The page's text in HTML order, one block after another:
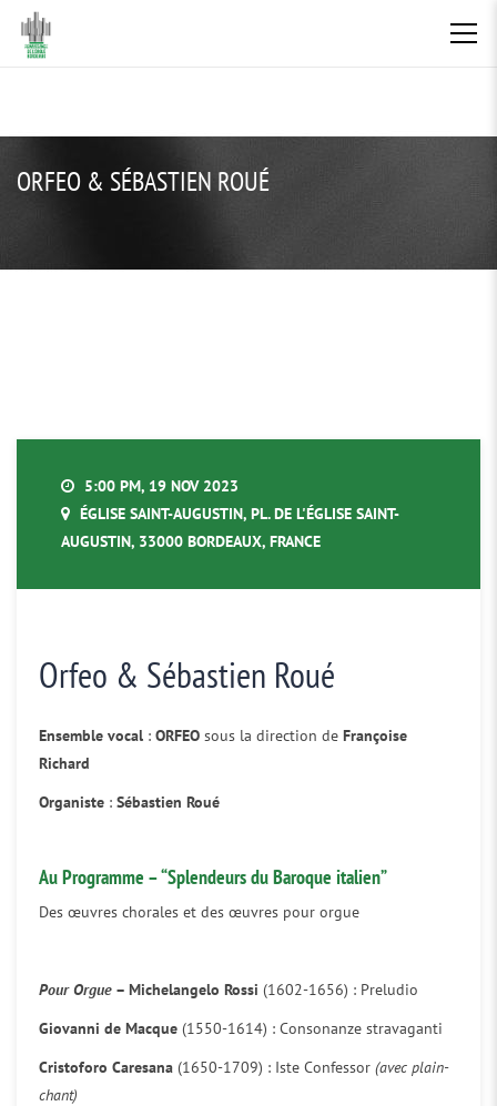
ORFEO & SÉBASTIEN ROUÉ
5:00 PM, 19 NOV 2023
ÉGLISE SAINT-AUGUSTIN, PL. DE L'ÉGLISE SAINT-
AUGUSTIN, 33000 BORDEAUX, FRANCE
Orfeo & Sébastien Roué
Ensemble vocal : ORFEO sous la direction de Françoise
Richard
Organiste : Sébastien Roué
Au Programme – “Splendeurs du Baroque italien”
Des œuvres chorales et des œuvres pour orgue
Pour Orgue – Michelangelo Rossi (1602-1656) : Preludio
Giovanni de Macque (1550-1614) : Consonanze stravaganti
Cristoforo Caresana (1650-1709) : Iste Confessor (avec plain-
chant)